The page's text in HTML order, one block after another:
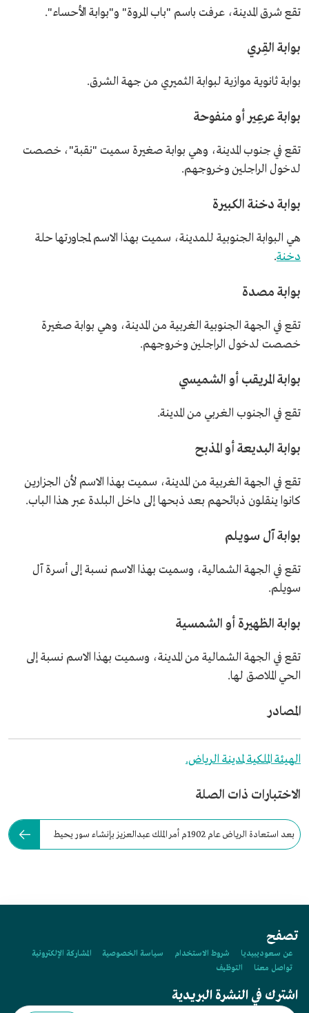
تقع شرق المدينة، عرفت باسم "باب المروة" و"بوابة الأحساء".
بوابة القِري
بوابة ثانوية موازية لبوابة الثميري من جهة الشرق.
بوابة عرعِير أو منفوحة
تقع في جنوب المدينة، وهي بوابة صغيرة سميت "نقبة"، خصصت
لدخول الراجلين وخروجهم.
بوابة دخنة الكبيرة
هي البوابة الجنوبية للمدينة، سميت بهذا الاسم لمجاورتها حلة
دخنة.
بوابة مصدة
تقع في الجهة الجنوبية الغربية من المدينة، وهي بوابة صغيرة
خصصت لدخول الراجلين وخروجهم.
بوابة المريقب أو الشميسي
تقع في الجنوب الغربي من المدينة.
بوابة البديعة أو المذبح
تقع في الجهة الغربية من المدينة، سميت بهذا الاسم لأن الجزارين
كانوا ينقلون ذبائحهم بعد ذبحها إلى داخل البلدة عبر هذا الباب.
بوابة آل سويلم
تقع في الجهة الشمالية، وسميت بهذا الاسم نسبة إلى أسرة آل
سويلم.
بوابة الظهيرة أو الشمسية
تقع في الجهة الشمالية من المدينة، وسميت بهذا الاسم نسبة إلى
الحي الملاصق لها.
المصادر
الهيئة الملكية لمدينة الرياض.
الاختبارات ذات الصلة
بعد استعادة الرياض عام 1902م أمر الملك عبدالعزيز بإنشاء سور يحيط
تصفح
عن سعوديبيديا شروط الاستخدام سياسة الخصوصية
المشاركة الإلكترونية
تواصل معنا
التوظيف
اشترك في النشرة البريدية